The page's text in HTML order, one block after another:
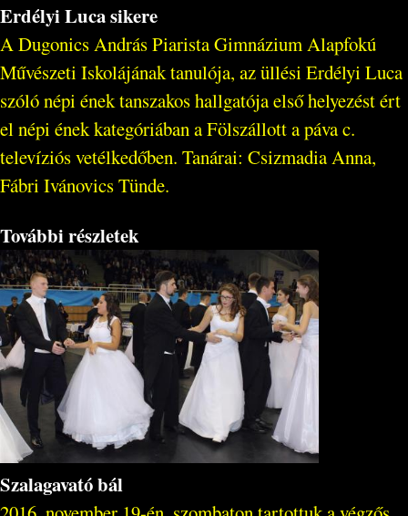
Erdélyi Luca sikere
A Dugonics András Piarista Gimnázium Alapfokú
Művészeti Iskolájának tanulója, az üllési Erdélyi Luca
szóló népi ének tanszakos hallgatója első helyezést ért
el népi ének kategóriában a Fölszállott a páva c.
televíziós vetélkedőben. Tanárai: Csizmadia Anna,
Fábri Ivánovics Tünde.
További részletek
Szalagavató bál